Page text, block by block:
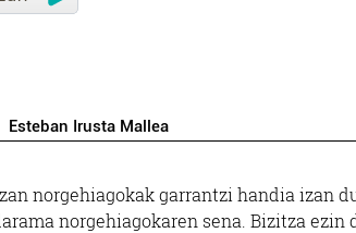
Esteban Irusta Mallea
norgehiagokak garrantzi handia izan
norgehiagokaren sena. Bizitza